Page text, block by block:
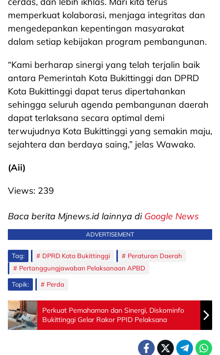
memperkuat kolaborasi, menjaga integritas dan
mengedepankan kepentingan masyarakat
dalam setiap kebijakan program pembangunan.
“Kami berharap sinergi yang telah terjalin baik
antara Pemerintah Kota Bukittinggi dan DPRD
Kota Bukittinggi dapat terus dipertahankan
sehingga seluruh agenda pembangunan daerah
dapat terlaksana secara optimal demi
terwujudnya Kota Bukittinggi yang semakin maju,
sejahtera dan berdaya saing,” jelas Wawako.
(Aii)
Views: 239
Baca berita Mjnews.id lainnya di Google News
ADVERTISEMENT
Tag: DPRD Kota Bukittinggi
Peraturan Daerah
Pertanggungjawaban Pelaksanaan APBD
Topik: Perda
Perkuat Pemahaman dan Sinergi, Diskominfo
Bukittinggi Gelar Rakor PPID Pelaksana